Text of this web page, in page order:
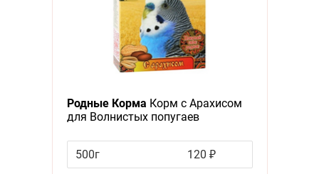
Родные Корма Корм с Арахисом
для Волнистых попугаев
500г 120 ₽